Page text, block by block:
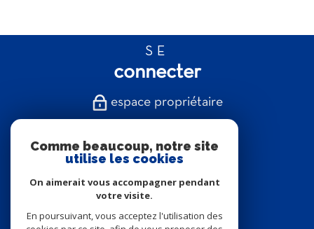
SE
connecter
espace propriétaire
suivre
NOUS
Comme beaucoup, notre site
utilise les cookies
On aimerait vous accompagner pendant
votre visite.
En poursuivant, vous acceptez l'utilisation des